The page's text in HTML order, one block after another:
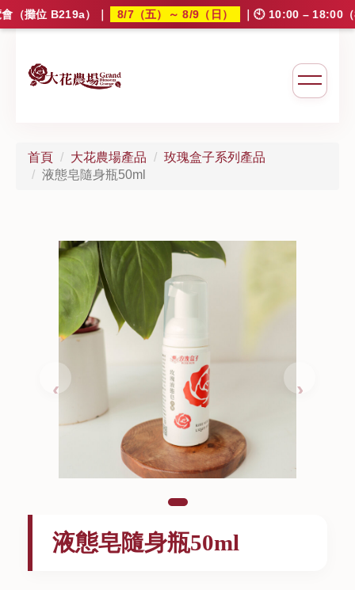
（攤位 B219a）｜ 8/7（五）～ 8/9（日） ｜🕙 10:00 – 18:00（
大花農場
首頁 大花農場產品
玫瑰盒子系列產品
液態皂隨身瓶50ml
液態皂隨身瓶50ml